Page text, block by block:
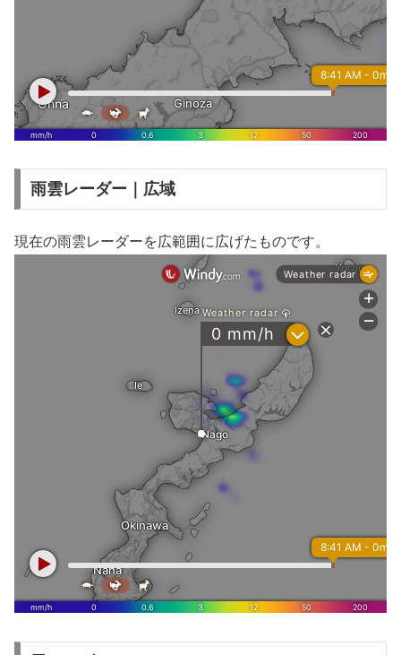
雨雲レーダー｜広域
現在の雨雲レーダーを広範囲に広げたものです。